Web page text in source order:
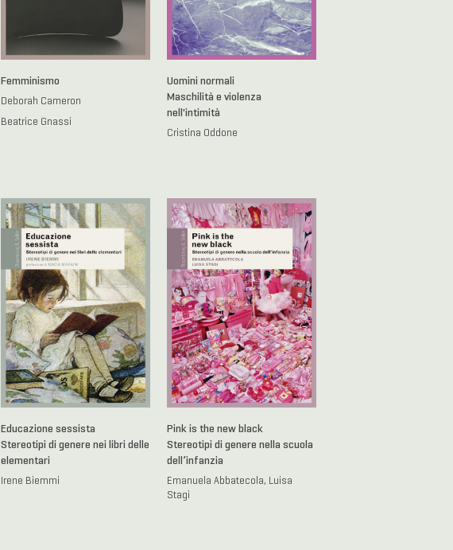
Femminismo
Deborah Cameron
Beatrice Gnassi
Uomini normali
Maschilità e violenza
nell'intimità
Cristina Oddone
Educazione sessista
Stereotipi di genere nei libri delle
elementari
Irene Biemmi
Pink is the new black
Stereotipi di genere nella scuola
dell’infanzia
Emanuela Abbatecola, Luisa
Stagi